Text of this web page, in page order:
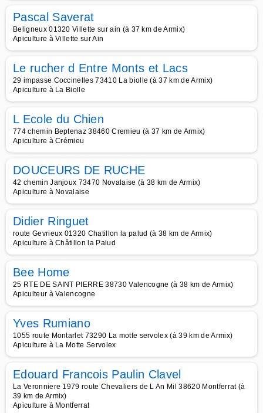
Pascal Saverat
Beligneux 01320 Villette sur ain (à 37 km de Armix)
Apiculture à Villette sur Ain
Le rucher d Entre Monts et Lacs
29 impasse Coccinelles 73410 La biolle (à 37 km de Armix)
Apiculture à La Biolle
L Ecole du Chien
774 chemin Beptenaz 38460 Cremieu (à 37 km de Armix)
Apiculture à Crémieu
DOUCEURS DE RUCHE
42 chemin Janjoux 73470 Novalaise (à 38 km de Armix)
Apiculture à Novalaise
Didier Ringuet
route Gevrieux 01320 Chatillon la palud (à 38 km de Armix)
Apiculture à Châtillon la Palud
Bee Home
25 RTE DE SAINT PIERRE 38730 Valencogne (à 38 km de Armix)
Apiculteur à Valencogne
Yves Rumiano
1055 route Montarlet 73290 La motte servolex (à 39 km de Armix)
Apiculture à La Motte Servolex
Edouard Francois Paulin Clavel
La Veronniere 1979 route Chevaliers de L An Mil 38620 Montferrat (à
39 km de Armix)
Apiculture à Montferrat